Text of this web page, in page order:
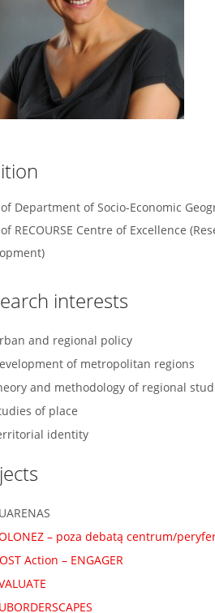
Department of Socio-Economic
RECOURSE Centre of Excellence
interests
and regional policy
of metropolitan regions
and methodology of regional
of place
identity
– poza debatą centrum/
Action – ENGAGER